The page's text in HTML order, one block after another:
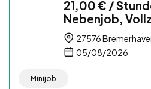
21,00 € /
Nebenjob,
27576
05/08/2026
Minijob